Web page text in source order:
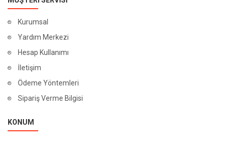
Kurumsal
Yardım Merkezi
Hesap Kullanımı
İletişim
Ödeme Yöntemleri
Sipariş Verme Bilgisi
KONUM